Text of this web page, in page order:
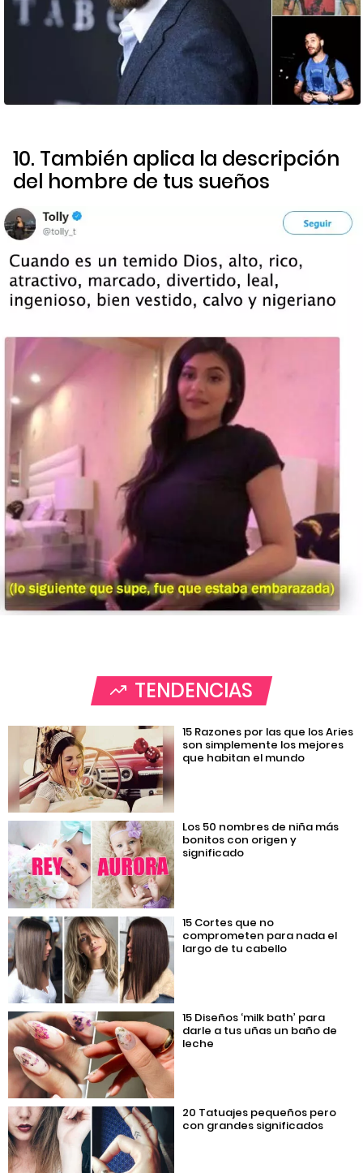
10. También aplica la descripción
del hombre de tus sueños
TENDENCIAS
15 Razones por las que los Aries
son simplemente los mejores
que habitan el mundo
Los 50 nombres de niña más
bonitos con origen y
significado
15 Cortes que no
comprometen para nada el
largo de tu cabello
15 Diseños ‘milk bath’ para
darle a tus uñas un baño de
leche
20 Tatuajes pequeños pero
con grandes significados